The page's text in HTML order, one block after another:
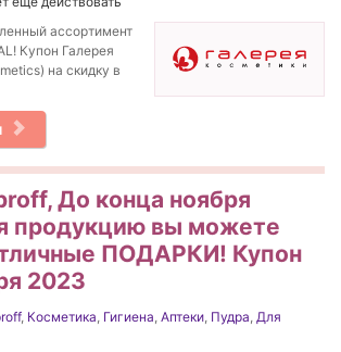
ассортимент
Купон Галерея
на скидку в
До конца ноября
продукцию вы можете
ПОДАРКИ! Купон
2023
, Косметика, Гигиена, Аптеки, Пудра, Для